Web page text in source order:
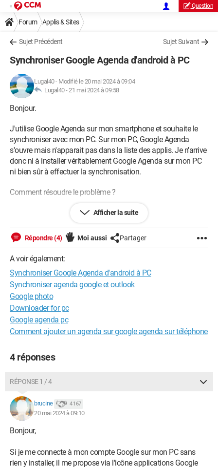
Question
Forum Applis & Sites
Sujet Précédent Sujet Suivant
Synchroniser Google Agenda d'android à PC
Lugal40- Modifié le 20 mai 2024 à 09:04
Lugal40 -21 mai 2024 à 09:58
Bonjour.
J'utilise Google Agenda sur mon smartphone et souhaite le
synchroniser avec mon PC. Sur mon PC, Google Agenda
s'ouvre mais n'apparait pas dans la liste des applis. Je n'arrive
donc ni à installer véritablement Google Agenda sur mon PC
ni bien sûr à effectuer la synchronisation.
Comment résoudre le problème ?
Lugal40
Afficher la suite
Répondre (4) Moi aussi Partager
A voir également:
Synchroniser Google Agenda d'android à PC
Synchroniser agenda google et outlook
Google photo
Downloader for pc
Google agenda pc
Comment ajouter un agenda sur google agenda sur téléphone
4 réponses
RÉPONSE 1 / 4
brucine 4 167
20 mai 2024 à 09:10
Bonjour,
Si je me connecte à mon compte Google sur mon PC sans
rien y installer, il me propose via l'icône applications Google